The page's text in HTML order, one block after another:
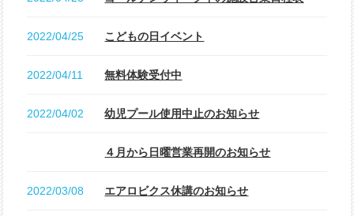
2022/04/25 こどもの日イベント
2022/04/11 無料体験受付中
2022/04/02 幼児プール使用中止のお知らせ
４月から日曜営業再開のお知らせ
2022/03/08 エアロビクス休講のお知らせ